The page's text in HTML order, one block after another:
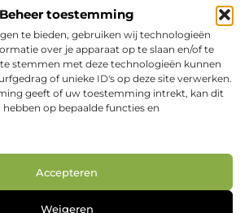
Beheer toestemming
te bieden, gebruiken wij technologieën
over je apparaat op te slaan en/of te
stemmen met deze technologieën kunnen
of unieke ID's op deze site verwerken.
geeft of uw toestemming intrekt, kan dit
op bepaalde functies en
Accepteren
Weigeren
en praktische tips
verzameling blogs en artikelen
adviezen en verrassende inzichten om
te realiseren. Van interieurideeën tot
– haal het beste uit jouw huis en